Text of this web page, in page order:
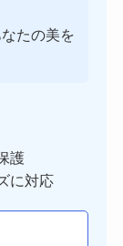
たの美を
護
に対応